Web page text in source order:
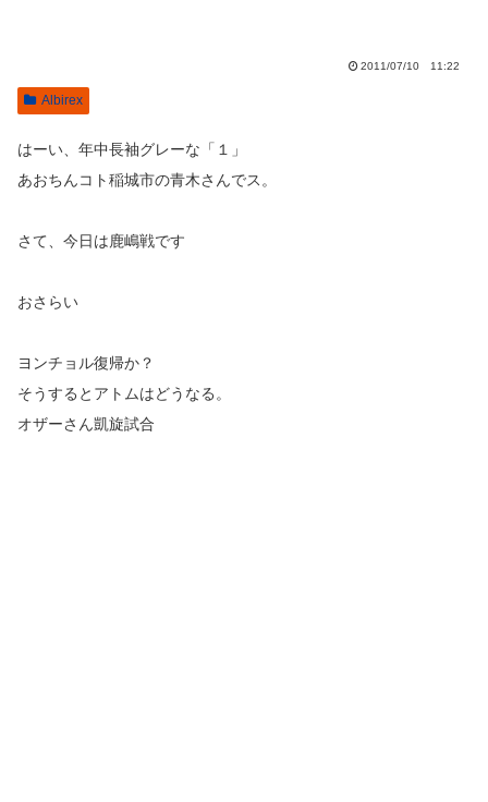
2011/07/10 11:22
Albirex
はーい、年中長袖グレーな「１」
あおちんコト稲城市の青木さんでス。
さて、今日は鹿嶋戦です
おさらい
ヨンチョル復帰か？
そうするとアトムはどうなる。
オザーさん凱旋試合